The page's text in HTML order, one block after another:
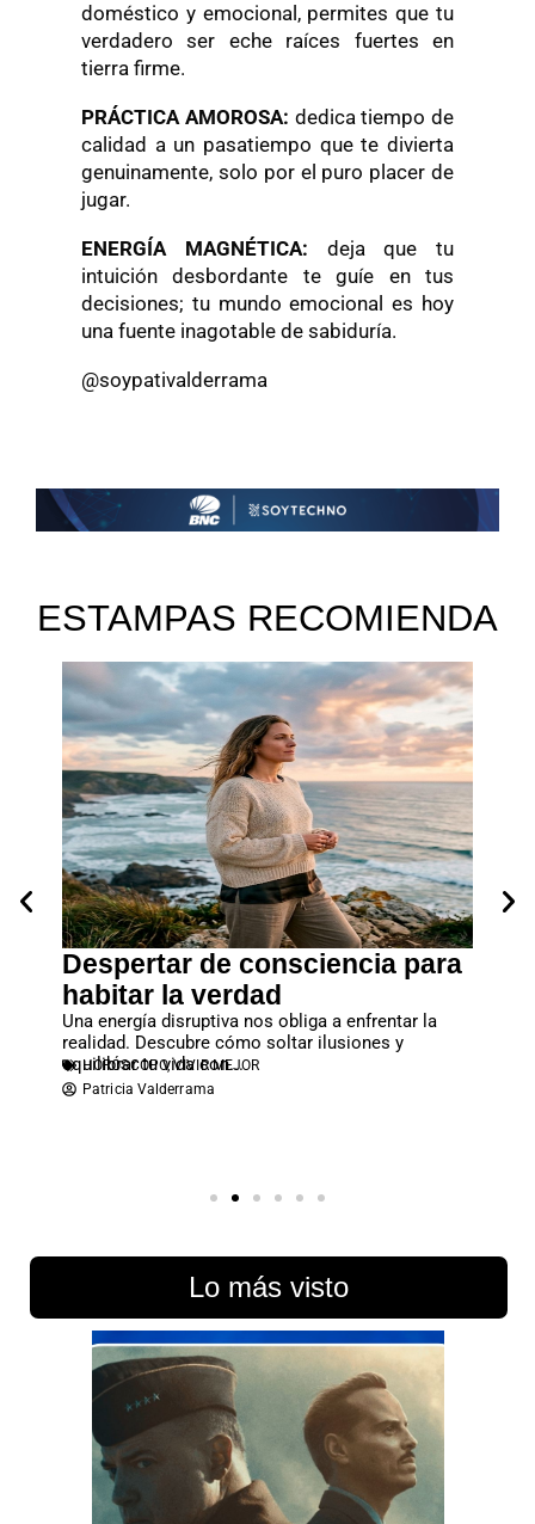
doméstico y emocional, permites que tu
verdadero ser eche raíces fuertes en
tierra firme.
PRÁCTICA AMOROSA: dedica tiempo de
calidad a un pasatiempo que te divierta
genuinamente, solo por el puro placer de
jugar.
ENERGÍA MAGNÉTICA: deja que tu
intuición desbordante te guíe en tus
decisiones; tu mundo emocional es hoy
una fuente inagotable de sabiduría.
@soypativalderrama
ESTAMPAS RECOMIENDA
Despertar de consciencia para
habitar la verdad
Una energía disruptiva nos obliga a enfrentar la
realidad. Descubre cómo soltar ilusiones y
equilibrar tu vida con...
HORÓSCOPO,VIVIR MEJOR
Patricia Valderrama
Lo más visto